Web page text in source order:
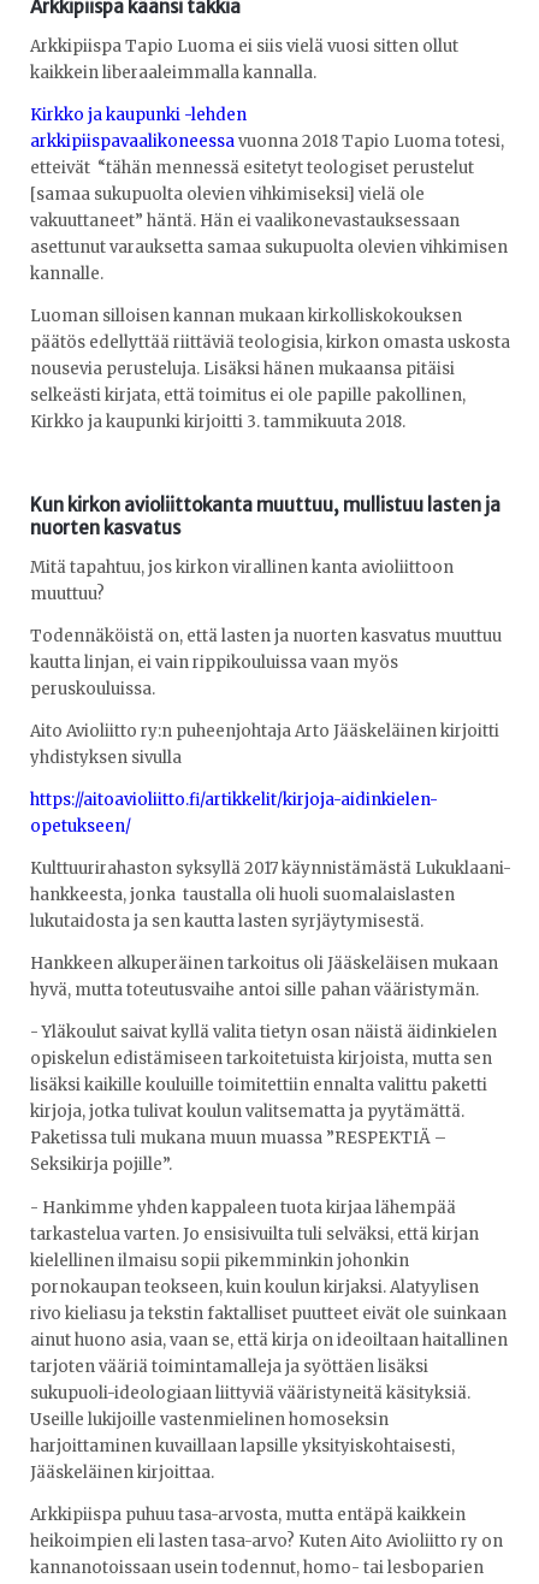
Arkkipiispa käänsi takkia
Arkkipiispa Tapio Luoma ei siis vielä vuosi sitten ollut
kaikkein liberaaleimmalla kannalla.
Kirkko ja kaupunki -lehden
arkkipiispavaalikoneessavuonna 2018 Tapio Luoma totesi,
etteivät “tähän mennessä esitetyt teologiset perustelut
[samaa sukupuolta olevien vihkimiseksi] vielä ole
vakuuttaneet” häntä. Hän ei vaalikonevastauksessaan
asettunut varauksetta samaa sukupuolta olevien vihkimisen
kannalle.
Luoman silloisen kannan mukaan kirkolliskokouksen
päätös edellyttää riittäviä teologisia, kirkon omasta uskosta
nousevia perusteluja. Lisäksi hänen mukaansa pitäisi
selkeästi kirjata, että toimitus ei ole papille pakollinen,
Kirkko ja kaupunki kirjoitti 3. tammikuuta 2018.
Kun kirkon avioliittokanta muuttuu, mullistuu lasten ja
nuorten kasvatus
Mitä tapahtuu, jos kirkon virallinen kanta avioliittoon
muuttuu?
Todennäköistä on, että lasten ja nuorten kasvatus muuttuu
kautta linjan, ei vain rippikouluissa vaan myös
peruskouluissa.
Aito Avioliitto ry:n puheenjohtaja Arto Jääskeläinen kirjoitti
yhdistyksen sivulla
https://aitoavioliitto.fi/artikkelit/kirjoja-aidinkielen-
opetukseen/
Kulttuurirahaston syksyllä 2017 käynnistämästä Lukuklaani-
hankkeesta, jonka taustalla oli huoli suomalaislasten
lukutaidosta ja sen kautta lasten syrjäytymisestä.
Hankkeen alkuperäinen tarkoitus oli Jääskeläisen mukaan
hyvä, mutta toteutusvaihe antoi sille pahan vääristymän.
- Yläkoulut saivat kyllä valita tietyn osan näistä äidinkielen
opiskelun edistämiseen tarkoitetuista kirjoista, mutta sen
lisäksi kaikille kouluille toimitettiin ennalta valittu paketti
kirjoja, jotka tulivat koulun valitsematta ja pyytämättä.
Paketissa tuli mukana muun muassa ”RESPEKTIÄ –
Seksikirja pojille”.
- Hankimme yhden kappaleen tuota kirjaa lähempää
tarkastelua varten. Jo ensisivuilta tuli selväksi, että kirjan
kielellinen ilmaisu sopii pikemminkin johonkin
pornokaupan teokseen, kuin koulun kirjaksi. Alatyylisen
rivo kieliasu ja tekstin faktalliset puutteet eivät ole suinkaan
ainut huono asia, vaan se, että kirja on ideoiltaan haitallinen
tarjoten vääriä toimintamalleja ja syöttäen lisäksi
sukupuoli-ideologiaan liittyviä vääristyneitä käsityksiä.
Useille lukijoille vastenmielinen homoseksin
harjoittaminen kuvaillaan lapsille yksityiskohtaisesti,
Jääskeläinen kirjoittaa.
Arkkipiispa puhuu tasa-arvosta, mutta entäpä kaikkein
heikoimpien eli lasten tasa-arvo? Kuten Aito Avioliitto ry on
kannanotoissaan usein todennut, homo- tai lesboparien